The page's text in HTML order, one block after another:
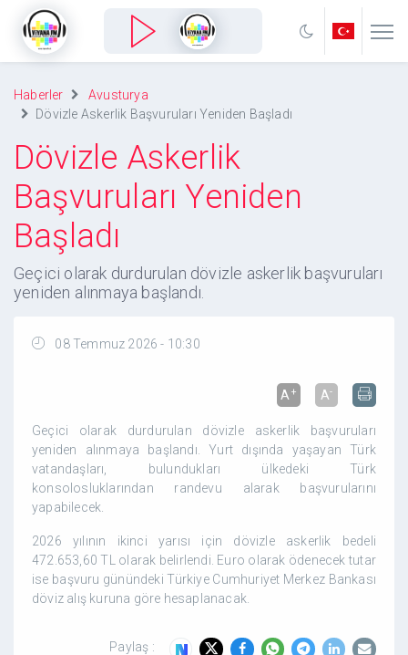
Haberler
Avusturya
Dövizle Askerlik Başvuruları Yeniden Başladı
Dövizle Askerlik
Başvuruları Yeniden
Başladı
Geçici olarak durdurulan dövizle askerlik başvuruları
yeniden alınmaya başlandı.
08 Temmuz 2026 - 10:30
A+ A-
Geçici olarak durdurulan dövizle askerlik başvuruları
yeniden alınmaya başlandı. Yurt dışında yaşayan Türk
vatandaşları, bulundukları ülkedeki Türk
konsolosluklarından randevu alarak başvurularını
yapabilecek.
2026 yılının ikinci yarısı için dövizle askerlik bedeli
472.653,60 TL olarak belirlendi. Euro olarak ödenecek tutar
ise başvuru günündeki Türkiye Cumhuriyet Merkez Bankası
döviz alış kuruna göre hesaplanacak.
Paylaş :